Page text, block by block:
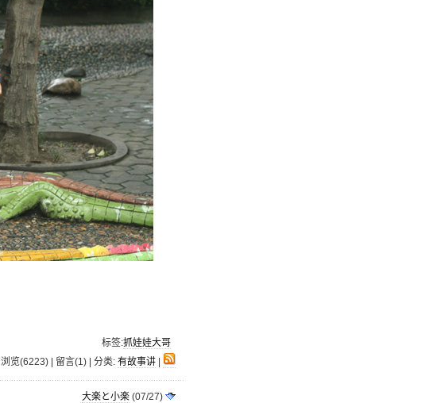
标签:抓娃娃大哥
浏览(6223) | 留言(1) | 分类: 有故事讲|
大楽と小楽(07/27)